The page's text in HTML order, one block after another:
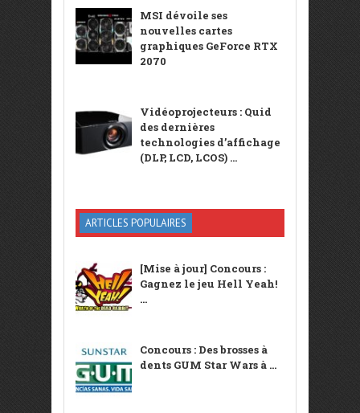
MSI dévoile ses
nouvelles cartes
graphiques GeForce RTX
2070
Vidéoprojecteurs : Quid
des dernières
technologies d’affichage
(DLP, LCD, LCOS) ...
ARTICLES POPULAIRES
[Mise à jour] Concours :
Gagnez le jeu Hell Yeah!
...
Concours : Des brosses à
dents GUM Star Wars à ...